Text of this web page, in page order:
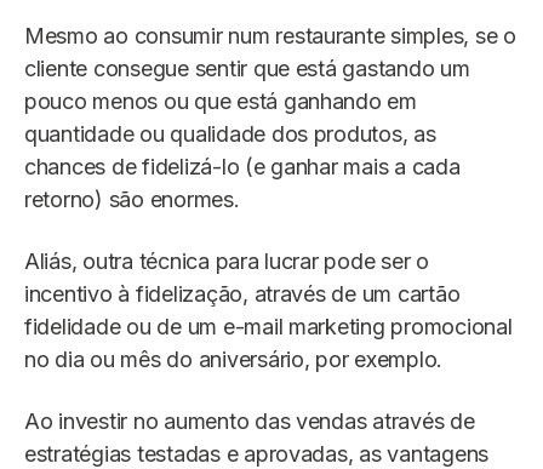
Mesmo ao consumir num restaurante simples, se o
cliente consegue sentir que está gastando um
pouco menos ou que está ganhando em
quantidade ou qualidade dos produtos, as
chances de fidelizá-lo (e ganhar mais a cada
retorno) são enormes.
Aliás, outra técnica para lucrar pode ser o
incentivo à fidelização, através de um cartão
fidelidade ou de um e-mail marketing promocional
no dia ou mês do aniversário, por exemplo.
Ao investir no aumento das vendas através de
estratégias testadas e aprovadas, as vantagens